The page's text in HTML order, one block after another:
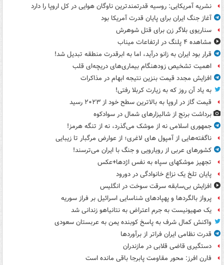
نشریه آمریکایی: روسیه قدرتمندترین ناوگان هوایی در کل اروپا را دارد
آغاز جنگ ایران برای پایان قدرت آمریکا بود
سناریوی بلاگر زن برای قتل شوهرش
مشاهده ۴ پلنگ در ارتفاعات میناب
قرار بود ایران به زانو درآید، اما به ابرقدرت منطقه تبدیل شد!
اهمیت تشخیص زودهنگام بیماری‌های دریچه‌ای قلب
افزایش مجدد قیمت بنزین نتیجه ابهام در مذاکرات
به یاد آن روز که به زیارت کربلا رفتی!
قیمت گاز در اروپا به بالاترین سطح خود از ۲۰۲۳ رسید
برداشت برنج از شالیزارهای شمال در سوادکوه
جمهوری اسلامی نه از موشک می‌گذرد، نه از تنگه هرمز!
ناگفته‌هایی از آمپول های لاغری؛ از عوارض مرگبار تا زیبایی
کشورهای عربی از رویارویی و جنگ با ایران می‌ترسند!
تجهیز موشکهای سپاه به نفس اژدها+عکس
پایان تلخ یک نزاع خانوادگی در دورود
افزایش بی‌سابقه سرقت سوخت در انگلیس
پرواز بالگردها و پهپادهای شناسایی اسرائیل بر فراز سوریه
یک صهیونیست به جرم اعتراض به نتانیاهو زندانی شد
واکنش کمال شرف به پاسخ کوبنده یمن به عربستان سعودی
قدرت نظامی ایران فراتر از برآوردها
دستگیری قاضی قلابی در مازندران
فارن افرز: محور مقاومت پابرجا باقی مانده است